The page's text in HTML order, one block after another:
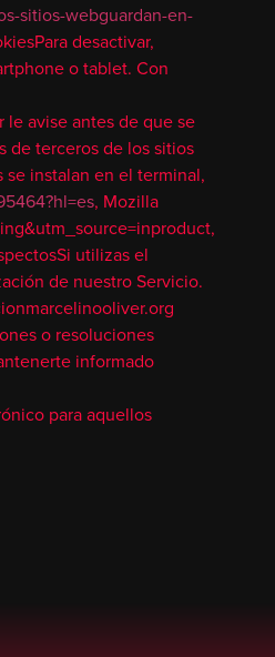
sitios-webguardan-en-
desactivar,
o tablet. Con
avise antes de que se
de terceros de los sitios
instalan en el terminal,
, Mozilla
utilizas el
de nuestro Servicio.
o resoluciones
informado
para aquellos